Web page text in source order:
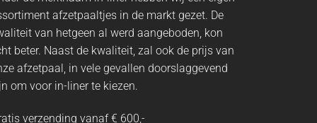
afzetpaaltjes in de markt gezet. De
van hetgeen al werd aangeboden, kon
beter. Naast de kwaliteit, zal ook de prijs van
afzetpaal, in vele gevallen doorslaggevend
om voor in-liner te kiezen.
verzending vanaf € 600,-